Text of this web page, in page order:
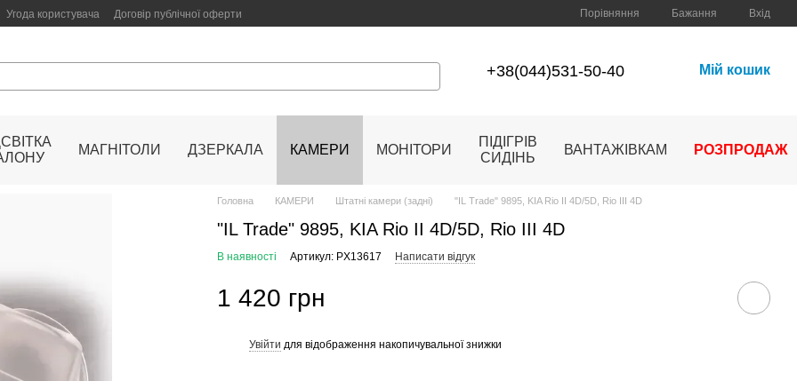
Угода користувача Договір публічної оферти Порівняння Бажання Вхід
+38(044)531-50-40 Мій кошик
МАГНІТОЛИ ДЗЕРКАЛА КАМЕРИ МОНІТОРИ
ПІДІГРІВ
СИДІНЬ
ВАНТАЖІВКАМ РОЗПРОДАЖ
Головна КАМЕРИ Штатні камери (задні) "IL Trade" 9895, KIA Rio II 4D/5D, Rio III 4D
"IL Trade" 9895, KIA Rio II 4D/5D, Rio III 4D
В наявності Артикул: PX13617 Написати відгук
1 420 грн
Увійти для відображення накопичувальної знижки